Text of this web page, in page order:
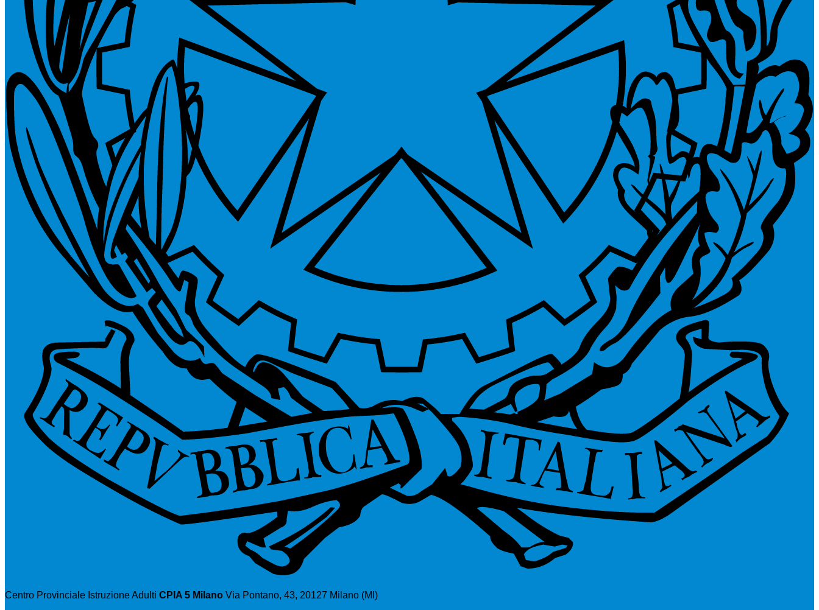
Centro Provinciale Istruzione Adulti CPIA 5 Milano Via Pontano, 43, 20127 Milano (MI)